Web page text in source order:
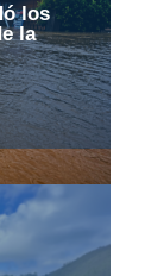
los
la